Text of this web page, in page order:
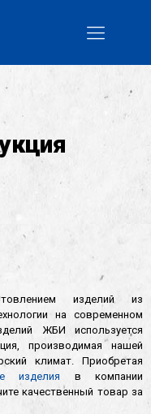
изделий из
на современном
ЖБИ используется
производимая нашей
климат. Приобретая
изделия в компании
качественный товар за